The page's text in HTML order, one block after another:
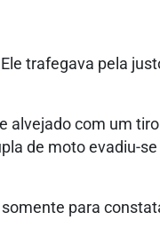
trafegava pela
alvejado com um
de moto evadiu-se
para